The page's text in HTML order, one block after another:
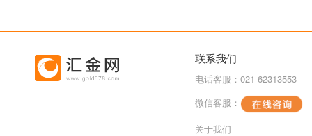
联系我们
电话客服：021-62313553
微信客服：
关于我们